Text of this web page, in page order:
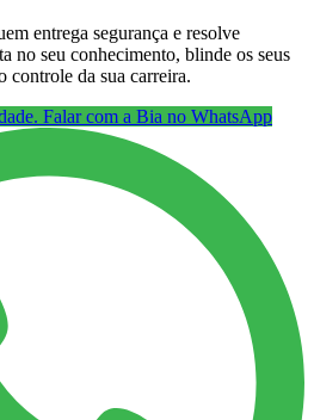
entrega segurança e resolve
no seu conhecimento, blinde os seus
controle da sua carreira.
Falar com a Bia no WhatsApp